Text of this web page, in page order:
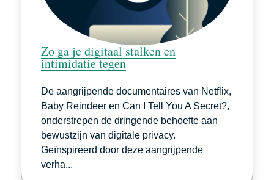
Zo ga je digitaal stalken en
intimidatie tegen
De aangrijpende documentaires van Netflix,
Baby Reindeer en Can I Tell You A Secret?,
onderstrepen de dringende behoefte aan
bewustzijn van digitale privacy.
Geïnspireerd door deze aangrijpende
verha...